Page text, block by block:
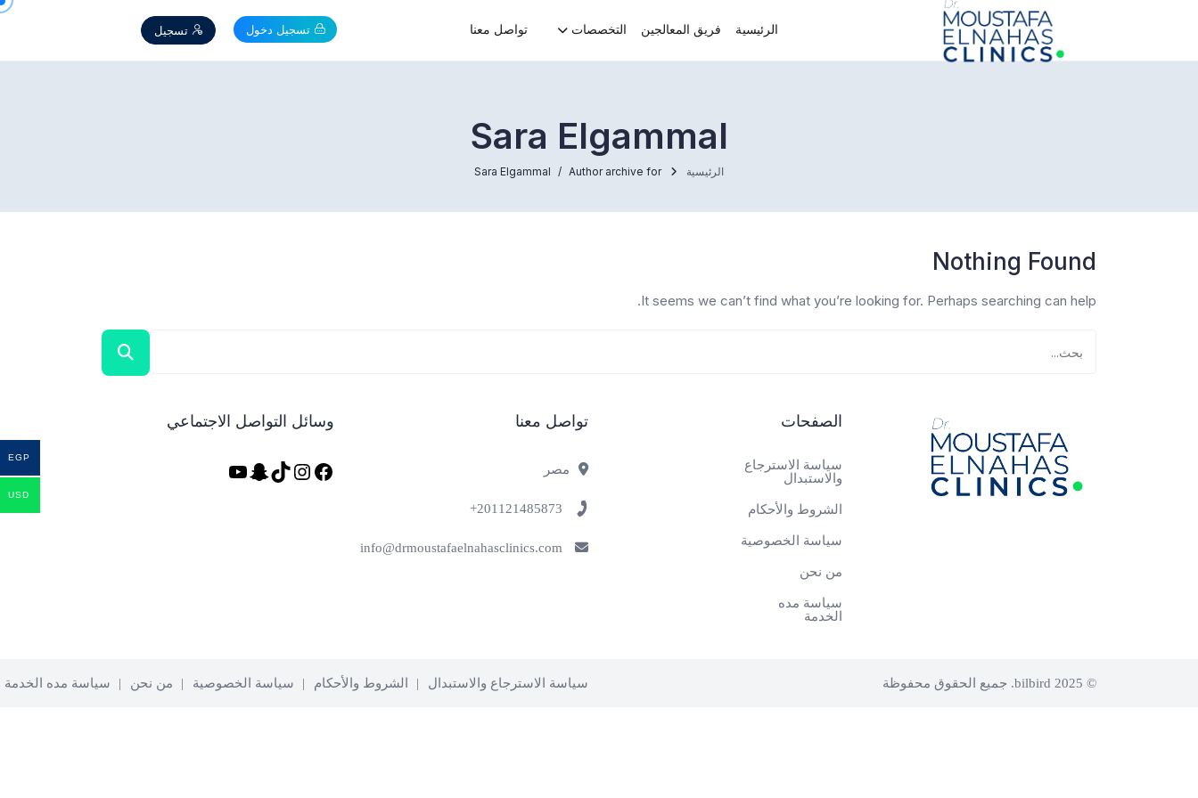
info@drmoustafaelnahasclinics.com
الرئيسية فريق المعالجين التخصصات تواصل معنا تسجيل دخول تسجيل
Sara Elgammal
الرئيسية Author archive for
Sara Elgammal
Nothing Found
It seems we can’t find what you’re looking for. Perhaps searching can help.
الصفحات
سياسة الاسترجاع
والاستبدال
الشروط والأحكام
سياسة الخصوصية
من نحن
سياسة مده
الخدمة
تواصل معنا
مصر
وسائل التواصل الاجتماعي
فيسبوك
إنستجرام
تيك سناب
© 2025 bilbird. جميع الحقوق محفوظة سياسة الاسترجاع والاستبدال الشروط والأحكام سياسة الخصوصية من نحن سياسة مده الخدمة
EGP
USD